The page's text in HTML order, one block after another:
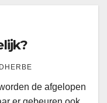
de afgelopen